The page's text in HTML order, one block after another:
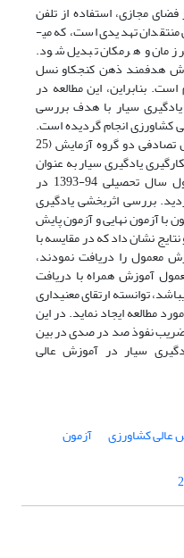
مجازی، استفاده از تلفن
همراه و ارتباطات پیامکی از نگاه برخی منتقدان تهدیدی است، که می­
زمان و هرمکان تبدیل شود.
هدفمند ذهن کنجکاو نسل
بنابراین، این مطالعه در
سیار با هدف بررسی
کشاورزی انجام گردیده است.
مطالعه به روش نیمه تجربی با گمارش تصادفی دو گروه آزمایش (25
به­کارگیری یادگیری سیار به عنوان
یک تکنیک کمک آموزشی در ترم اول سال تحصیلی 94-1393 در
بررسی اثربخشی یادگیری
با آزمون نهایی و آزمون پایش
نشان داد که در مقایسه با
معمول را دریافت نمودند،
آموزش همراه با دریافت
توانسته ارتقای معنی­داری
مطالعه ایجاد نماید. در این
ضریب نفوذ صد در صدی در بین
سیار در آموزش عالی
عالی کشاورزی آزمون